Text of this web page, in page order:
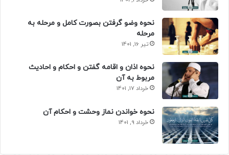
نحوه وضو گرفتن بصورت کامل و مرحله به
مرحله
تیر 16, 1401
نحوه اذان و اقامه گفتن و احکام و احادیث
مربوط به آن
خرداد 17, 1401
نحوه خواندن نماز وحشت و احکام آن
خرداد 9, 1401